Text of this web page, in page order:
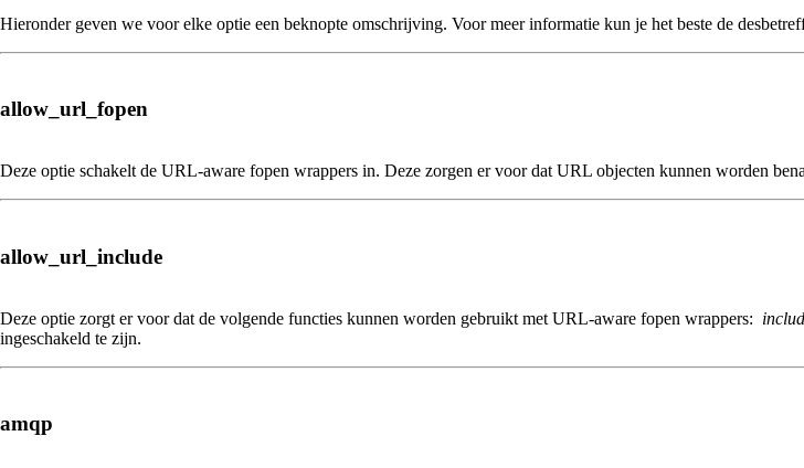
Hieronder geven we voor elke optie een beknopte omschrijving. Voor meer informatie kun je het beste de
allow_url_fopen
Deze optie schakelt de URL-aware fopen wrappers in. Deze zorgen er voor dat URL objecten kunnen worden
allow_url_include
Deze optie zorgt er voor dat de volgende functies kunnen worden gebruikt met URL-aware fopen wrappers:
ingeschakeld te zijn.
amqp